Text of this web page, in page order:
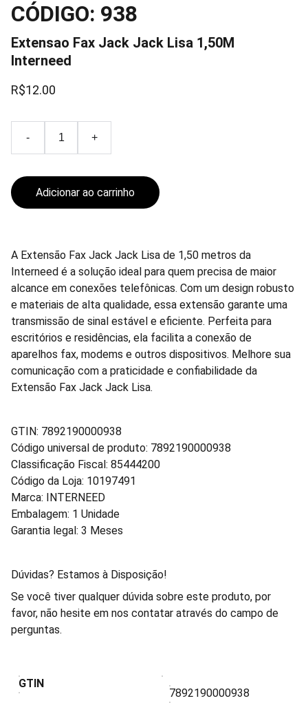
CÓDIGO: 938
Extensao Fax Jack Jack Lisa 1,50M
Interneed
R$12.00
- +
Adicionar ao carrinho
A Extensão Fax Jack Jack Lisa de 1,50 metros da
Interneed é a solução ideal para quem precisa de maior
alcance em conexões telefônicas. Com um design robusto
e materiais de alta qualidade, essa extensão garante uma
transmissão de sinal estável e eficiente. Perfeita para
escritórios e residências, ela facilita a conexão de
aparelhos fax, modems e outros dispositivos. Melhore sua
comunicação com a praticidade e confiabilidade da
Extensão Fax Jack Jack Lisa.
GTIN: 7892190000938
Código universal de produto: 7892190000938
Classificação Fiscal: 85444200
Código da Loja: 10197491
Marca: INTERNEED
Embalagem: 1 Unidade
Garantia legal: 3 Meses
Dúvidas? Estamos à Disposição!
Se você tiver qualquer dúvida sobre este produto, por
favor, não hesite em nos contatar através do campo de
perguntas.
GTIN
7892190000938